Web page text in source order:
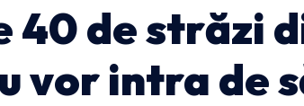
40 de străzi
vor intra de